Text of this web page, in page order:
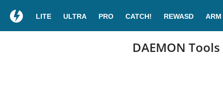
LITE ULTRA PRO CATCH! REWASD ARM
DAEMON